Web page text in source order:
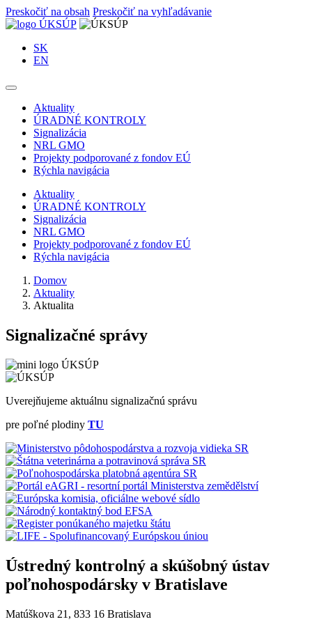
Preskočiť na obsah Preskočiť na vyhľadávanie
SK
EN
Aktuality
ÚRADNÉ KONTROLY
Signalizácia
NRL GMO
Projekty podporované z fondov EÚ
Rýchla navigácia
Aktuality
ÚRADNÉ KONTROLY
Signalizácia
NRL GMO
Projekty podporované z fondov EÚ
Rýchla navigácia
Domov
Aktuality
Aktualita
Signalizačné správy
Uverejňujeme aktuálnu signalizačnú správu
pre poľné plodiny TU
Ústredný kontrolný a skúšobný ústav
poľnohospodársky v Bratislave
Matúškova 21, 833 16 Bratislava